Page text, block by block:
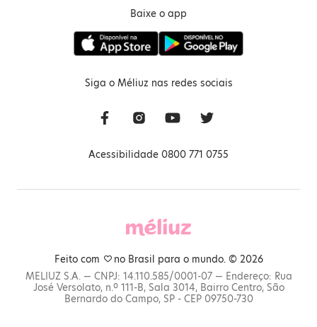
Baixe o app
Siga o Méliuz nas redes sociais
Acessibilidade 0800 771 0755
Feito com
no Brasil para o mundo. © 2026
MELIUZ S.A. — CNPJ: 14.110.585/0001-07 — Endereço: Rua
José Versolato, n.º 111-B, Sala 3014, Bairro Centro, São
Bernardo do Campo, SP - CEP 09750-730